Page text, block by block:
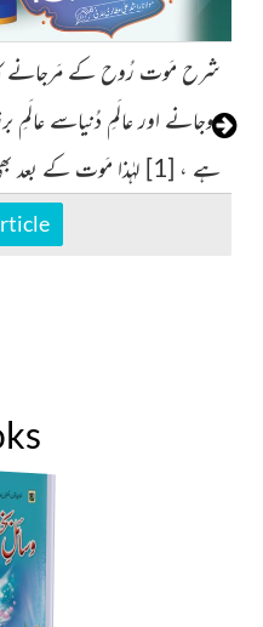
شرح مَوت رُوح کے
ہوجانے اور عالَمِ دُنیاسے
ہے ، [1] لہٰذا مَوت کے